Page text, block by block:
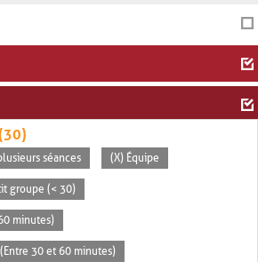
séances (X) Équipe
groupe (< 30)
minutes)
30 et 60 minutes)